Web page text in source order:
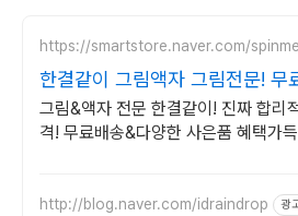
https://smartstore.naver.com/spinme
한결같이 그림액자 그림전문! 무
송,꼭꼬핀증정,쿠폰할인
그림&액자 전문 한결같이! 진짜 합리
격! 무료배송&다양한 사은품 혜택가
http://blog.naver.com/idraindrop 광